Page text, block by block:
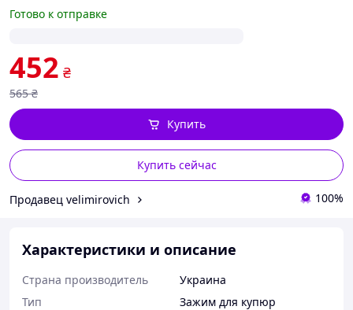
Готово к отправке
452 ₴
565 ₴
Купить сейчас
Купить
Продавец velimirovich 100%
Характеристики и описание
Страна производитель
Украина
Тип
Зажим для купюр